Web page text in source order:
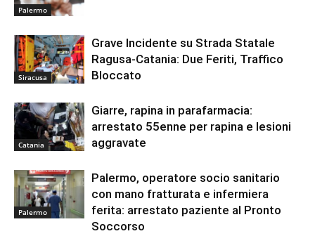
Palermo
Siracusa
Grave Incidente su Strada Statale
Ragusa-Catania: Due Feriti, Traffico
Bloccato
Catania
Giarre, rapina in parafarmacia:
arrestato 55enne per rapina e lesioni
aggravate
Palermo
Palermo, operatore socio sanitario
con mano fratturata e infermiera
ferita: arrestato paziente al Pronto
Soccorso